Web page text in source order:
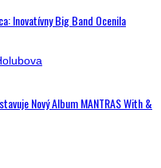
Inovatívny Big Band Ocenila
Nový Album MANTRAS With &